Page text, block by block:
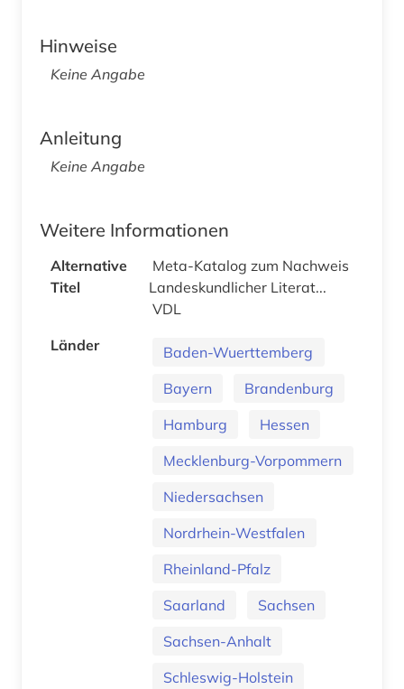
Hinweise
Keine Angabe
Anleitung
Keine Angabe
Weitere Informationen
Alternative
Titel
Meta-Katalog zum Nachweis
Landeskundlicher Literat...
VDL
Länder
Baden-Wuerttemberg
Bayern
Brandenburg
Hamburg
Hessen
Mecklenburg-Vorpommern
Niedersachsen
Nordrhein-Westfalen
Rheinland-Pfalz
Saarland
Sachsen
Sachsen-Anhalt
Schleswig-Holstein